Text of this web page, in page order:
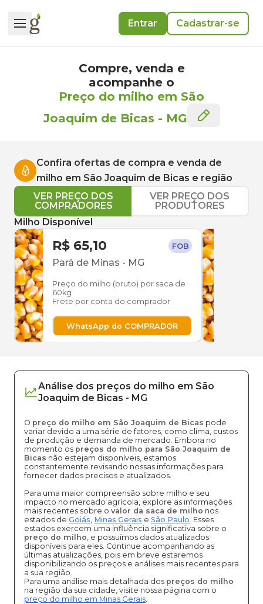
Entrar Cadastrar-se
Compre, venda e
acompanhe o
Preço do milho em São
Joaquim de Bicas - MG
Confira ofertas de compra e venda de
milho em São Joaquim de Bicas e região
VER PREÇO DOS
COMPRADORES
VER PREÇO DOS
PRODUTORES
Milho Disponível
R$ 65,10 FOB
Pará de Minas - MG
Preço do milho (bruto) por saca de
60kg
Frete por conta do comprador
WhatsApp do COMPRADOR
Análise dos preços do milho em São
Joaquim de Bicas - MG
O preço do milho em São Joaquim de Bicas pode
variar devido a uma série de fatores, como clima, custos
de produção e demanda de mercado. Embora no
momento os preços do milho para São Joaquim de
Bicas não estejam disponíveis, estamos
constantemente revisando nossas informações para
fornecer dados precisos e atualizados.
Para uma maior compreensão sobre milho e seu
impacto no mercado agrícola, explore as informações
mais recentes sobre o valor da saca de milho nos
estados de Goiás, Minas Gerais e São Paulo. Esses
estados exercem uma influência significativa sobre o
preço do milho, e possuímos dados atualizados
disponíveis para eles. Continue acompanhando as
últimas atualizações, pois em breve estaremos
disponibilizando os preços e análises mais recentes para
a sua região.
Para uma análise mais detalhada dos preços do milho
na região da sua cidade, visite nossa página com o
preço do milho em Minas Gerais.